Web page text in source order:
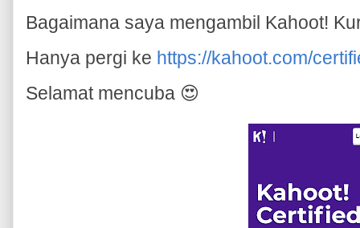
Bagaimana saya mengambil Kahoot!
Hanya pergi ke https://kahoot.com/
Selamat mencuba 😍